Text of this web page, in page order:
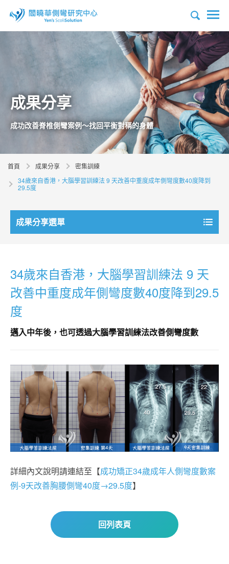
成果分享
成功改善脊椎側彎案例～找回平衡對稱的身體
首頁 成果分享
密集訓練
34歲來自香港，大腦學習訓練法 9 天改善中重度成年側彎度數40度降到
29.5度
34歲來自香港，大腦學習訓練法 9 天
改善中重度成年側彎度數40度降到29.5
度
邁入中年後，也可透過大腦學習訓練法改善側彎度數
詳細內文說明請連結至【成功矯正34歲成年人側彎度數案
例-9天改善胸腰側彎40度→29.5度】
回列表頁
成果分享選單